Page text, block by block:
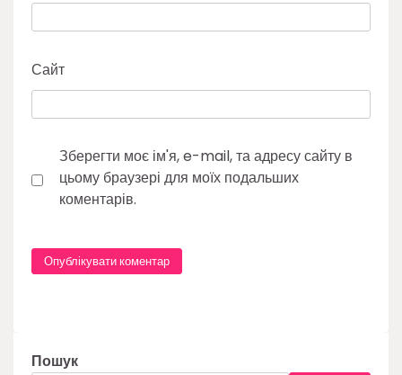
Сайт
Зберегти моє ім'я, e-mail, та адресу сайту в
цьому браузері для моїх подальших
коментарів.
Пошук